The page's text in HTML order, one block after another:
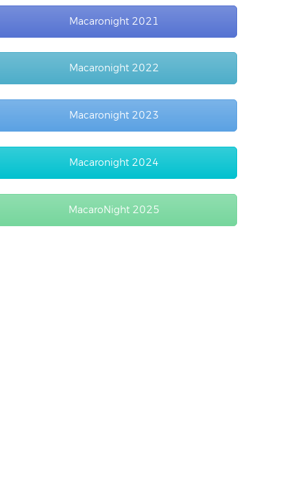
Macaronight 2021
Macaronight 2022
Macaronight 2023
Macaronight 2024
MacaroNight 2025